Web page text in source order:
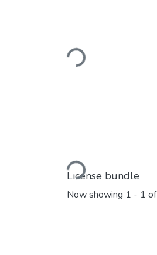
Loading...
Loading...
License bundle
Now showing 1 - 1